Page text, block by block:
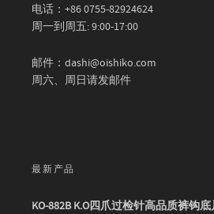
电话：+86 0755-82924624
周一到周五: 9:00-17:00
邮件：dashi@oishiko.com
周六、周日请发邮件
最新产品
KO-882B K.O四爪过检针高品质裤钩